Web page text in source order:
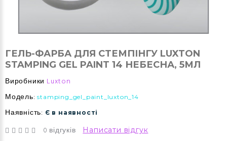
ГЕЛЬ-ФАРБА ДЛЯ СТЕМПІНГУ LUXTON
STAMPING GEL PAINT 14 НЕБЕСНА, 5МЛ
Виробники Luxton
Модель: stamping_gel_paint_luxton_14
Наявність: Є в наявності
0 відгуків Написати відгук